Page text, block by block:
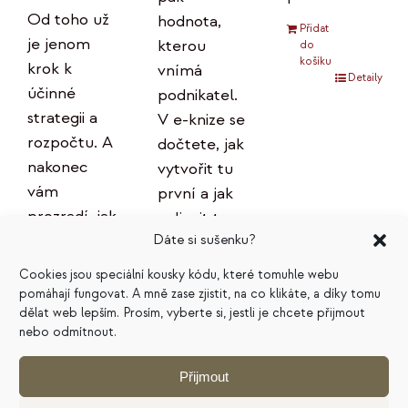
Dáte si sušenku?
Cookies jsou speciální kousky kódu, které tomuhle webu
pomáhají fungovat. A mně zase zjistit, na co klikáte, a díky tomu
dělat web lepším. Prosím, vyberte si, jestli je chcete přijmout
nebo odmítnout.
Přijmout
Od toho už
je jenom
krok k
účinné
strategii a
rozpočtu. A
nakonec
vám
prozradí, jak
správně
používat,
aby
skutečně
hodnota,
kterou
vnímá
podnikatel.
V e-knize se
dočtete, jak
vytvořit tu
první a jak
ovlivnit tu
druhou.
Přidat
do
košíku
Přidat
do
košíku
Detaily